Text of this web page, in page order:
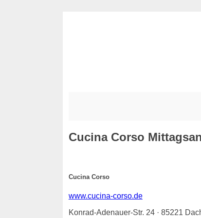
Cucina Corso
Cucina Corso
www.cucina-corso.de
Konrad-Adenauer-Str. 24 · 85221